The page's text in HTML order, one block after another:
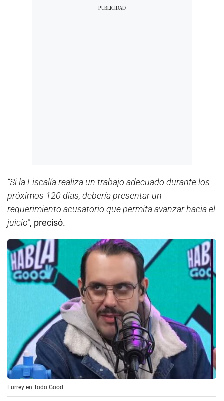
“Si la Fiscalía realiza un trabajo adecuado durante los
próximos 120 días, debería presentar un
requerimiento acusatorio que permita avanzar hacia el
juicio”, precisó.
Furrey en Todo Good